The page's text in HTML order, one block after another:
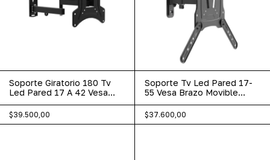
Soporte Giratorio 180 Tv
Led Pared 17 A 42 Vesa
$39.500,00
Soporte Tv Led Pared 17-
55 Vesa Brazo Movible
$37.600,00